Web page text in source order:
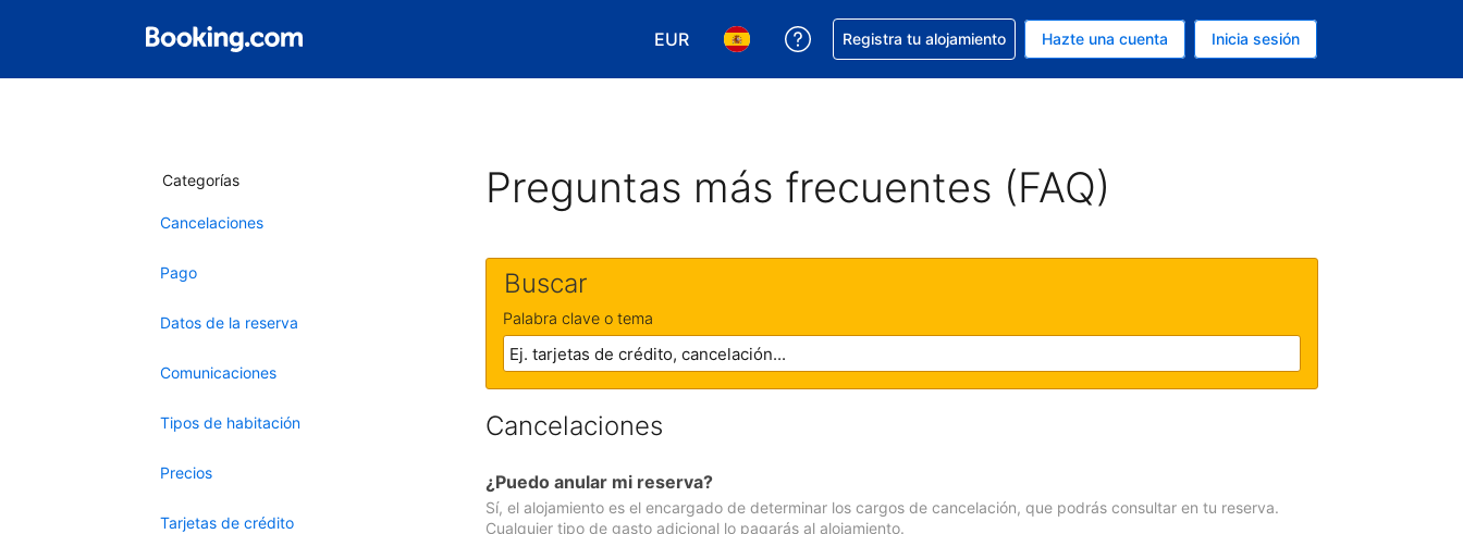
EUR
Elegir tu moneda. Tu moneda actual es EUR
Elegir el idioma que prefieres. Tu idioma actual es Español
Obtener ayuda con la reserva
Registra tu alojamiento Hazte una cuenta Inicia sesión
Categorías
Cancelaciones
Pago
Datos de la reserva
Comunicaciones
Tipos de habitación
Precios
Tarjetas de crédito
Preguntas más frecuentes (FAQ)
Buscar
Palabra clave o tema
Cancelaciones
¿Puedo anular mi reserva?
Sí, el alojamiento es el encargado de determinar los cargos de cancelación, que podrás consultar en tu reserva.
Cualquier tipo de gasto adicional lo pagarás al alojamiento.